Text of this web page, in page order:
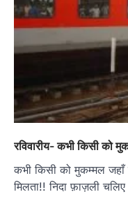
रविवारीय- कभी किसी को
कभी किसी को मुकम्मल जहाँ
मिलता!! निदा फ़ाज़ली